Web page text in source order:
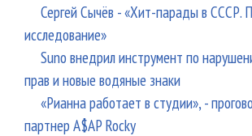
Сергей Сычёв - «Хит-парады в СССР.
исследование»
Suno внедрил инструмент по
прав и новые водяные знаки
«Рианна работает в студии», -
партнер A$AP Rocky